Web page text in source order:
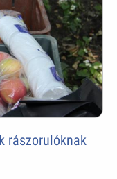
rászorulóknak